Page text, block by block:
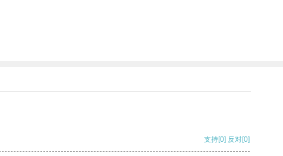
支持[0] 反对[0]